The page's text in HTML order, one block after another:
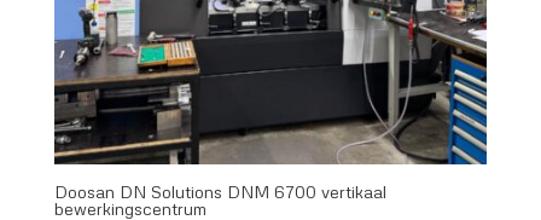
Doosan DN Solutions DNM 6700 vertikaal
bewerkingscentrum